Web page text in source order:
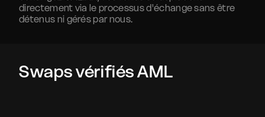
directement via le processus d'échange sans être
détenus ni gérés par nous.
Swaps vérifiés AML